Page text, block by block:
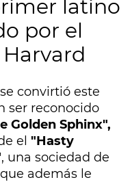
latino
por el
se convirtió este
ser reconocido
Golden Sphinx",
el "Hasty
, una sociedad de
además le